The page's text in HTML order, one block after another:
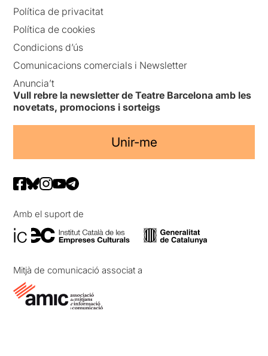
Política de privacitat
Política de cookies
Condicions d’ús
Comunicacions comercials i Newsletter
Anuncia’t
Vull rebre la newsletter de Teatre Barcelona amb les
novetats, promocions i sorteigs
Unir-me
Amb el suport de
Mitjà de comunicació associat a